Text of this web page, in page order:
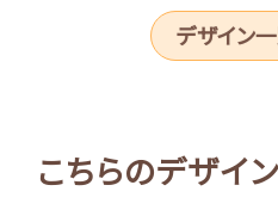
デザイン
こちらのデザイ